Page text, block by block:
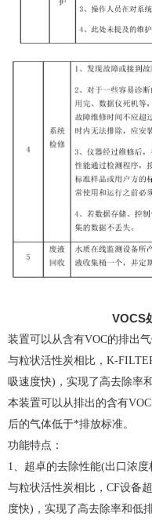
VOCS
装置可以从含有VOC的排出
与粒状活性炭相比，K-
吸速度快)，实现了高去除率
本装置可以从排出的含有
后的气体低于*排放标准。
功能特点：
1、超卓的去除性能(出口浓度
与粒状活性炭相比，CF设备
度快)，实现了高去除率和低